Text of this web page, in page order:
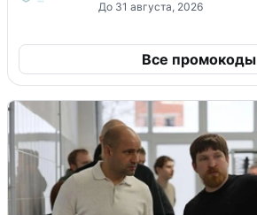
До 31 августа, 2026
Все промокоды